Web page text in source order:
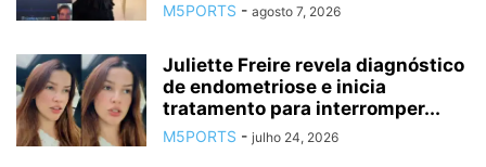
M5PORTS - agosto 7, 2026
Juliette Freire revela diagnóstico
de endometriose e inicia
tratamento para interromper...
M5PORTS - julho 24, 2026